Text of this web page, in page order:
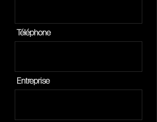
Téléphone
Entreprise